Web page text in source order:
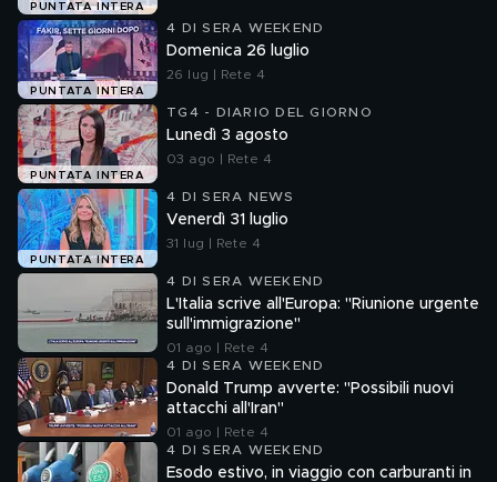
PUNTATA INTERA
PUNTATA INTERA
4 DI SERA WEEKEND
Domenica 26 luglio
26 lug | Rete 4
PUNTATA INTERA
TG4 - DIARIO DEL GIORNO
Lunedì 3 agosto
03 ago | Rete 4
PUNTATA INTERA
4 DI SERA NEWS
Venerdì 31 luglio
31 lug | Rete 4
4 DI SERA WEEKEND
L'Italia scrive all'Europa: "Riunione urgente
sull'immigrazione"
01 ago | Rete 4
4 DI SERA WEEKEND
Donald Trump avverte: "Possibili nuovi
attacchi all'Iran"
01 ago | Rete 4
4 DI SERA WEEKEND
Esodo estivo, in viaggio con carburanti in